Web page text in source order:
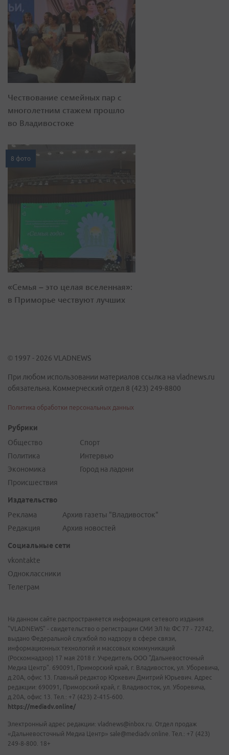
Чествование семейных пар с
многолетним стажем прошло
во Владивостоке
8 фото
«Семья – это целая вселенная»:
в Приморье чествуют лучших
© 1997 - 2026 VLADNEWS
При любом использовании материалов ссылка на vladnews.ru
обязательна. Коммерческий отдел 8 (423) 249-8800
Политика обработки персональных данных
Рубрики
Общество
Политика
Экономика
Происшествия
Спорт
Интервью
Город на ладони
Издательство
Реклама
Редакция
Архив газеты "Владивосток"
Архив новостей
Социальные сети
vkontakte
Одноклассники
Телеграм
На данном сайте распространяется информация сетевого издания
"VLADNEWS" - свидетельство о регистрации СМИ ЭЛ № ФС 77 - 72742,
выдано Федеральной службой по надзору в сфере связи,
информационных технологий и массовых коммуникаций
(Роскомнадзор) 17 мая 2018 г. Учредитель ООО "Дальневосточный
Медиа Центр". 690091, Приморский край, г. Владивосток, ул. Уборевича,
д.20А, офис 13. Главный редактор Юркевич Дмитрий Юрьевич. Адрес
редакции: 690091, Приморский край, г. Владивосток, ул. Уборевича,
д.20А, офис 13. Тел.: +7 (423) 2-415-600.
https://mediadv.online/
Электронный адрес редакции: vladnews@inbox.ru. Отдел продаж
«Дальневосточный Медиа Центр» sale@mediadv.online. Тел.: +7 (423)
249-8-800. 18+